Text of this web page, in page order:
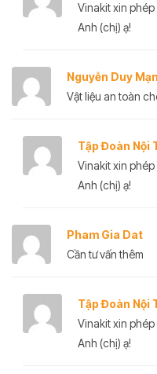
Vinakit xin phép
Anh (chị) ạ!
Nguyễn Duy
Vật liệu an toàn
Tập Đoàn Nội
Vinakit xin phép
Anh (chị) ạ!
Pham Gia Dat
Cần tư vấn thêm
Tập Đoàn Nội
Vinakit xin phép
Anh (chị) ạ!